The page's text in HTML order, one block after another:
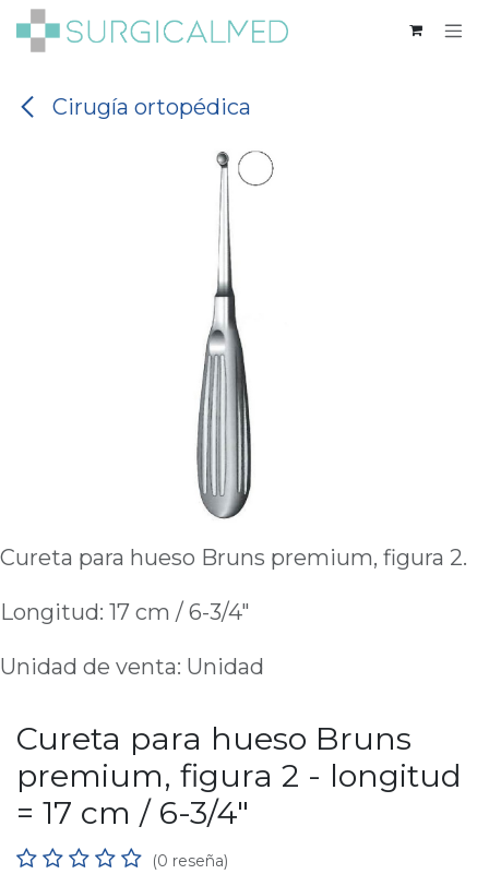
Ir al contenido
Cirugía ortopédica
Cureta para hueso Bruns premium, figura 2.
Longitud: 17 cm / 6-3/4"
Unidad de venta: Unidad
Cureta para hueso Bruns
premium, figura 2 - longitud
= 17 cm / 6-3/4"
(0 reseña)